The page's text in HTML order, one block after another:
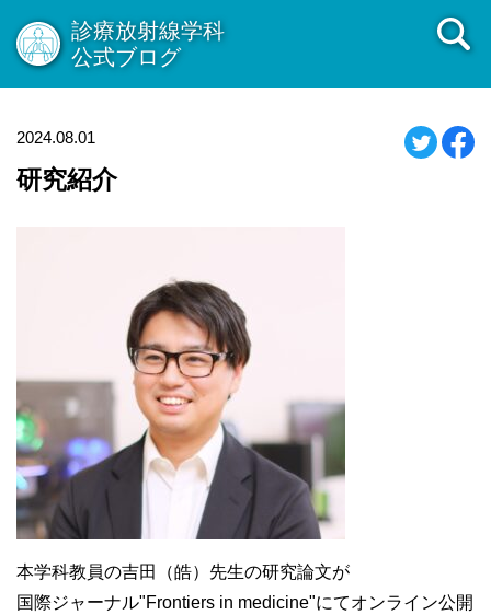
診療放射線学科
公式ブログ
2024.08.01
研究紹介
本学科教員の吉田（皓）先生の研究論文が
国際ジャーナル"Frontiers in medicine"にてオンライン公開